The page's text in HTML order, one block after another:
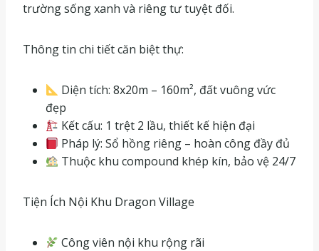
trường sống xanh và riêng tư tuyệt đối.
Thông tin chi tiết căn biệt thự:
Diện tích: 8x20m – 160m², đất vuông vức
đẹp
Kết cấu: 1 trệt 2 lầu, thiết kế hiện đại
Pháp lý: Sổ hồng riêng – hoàn công đầy đủ
Thuộc khu compound khép kín, bảo vệ 24/7
Tiện Ích Nội Khu Dragon Village
Công viên nội khu rộng rãi